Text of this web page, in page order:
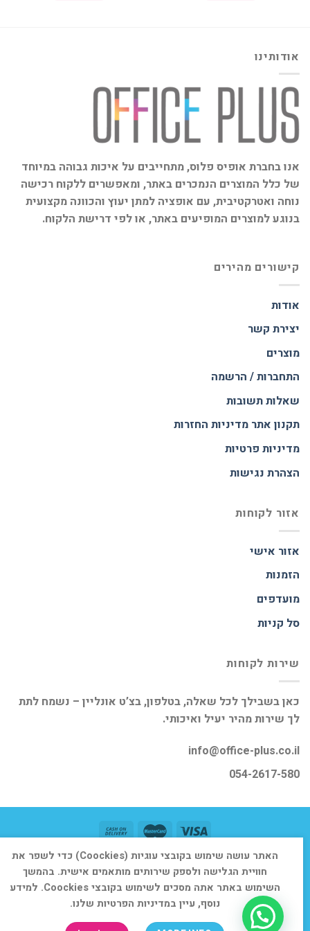
אודותינו
אנו בחברת אופיס פלוס, מתחייבים על איכות גבוהה במיוחד
של כלל המוצרים הנמכרים באתר, ומאפשרים ללקוח רכישה
נוחה ואטרקטיבית, עם אופציה למתן יעוץ והכוונה מקצועית
בנוגע למוצרים המופיעים באתר, או לפי דרישת הלקוח.
קישורים מהירים
אודות
יצירת קשר
מוצרים
התחברות / הרשמה
שאלות תשובות
תקנון אתרמדיניות החזרות
מדיניות פרטיות
הצהרת נגישות
אזור לקוחות
אזור אישי
הזמנות
מועדפים
סל קניות
שירות לקוחות
כאן בשבילך לכל שאלה, בטלפון, בצ’ט אונליין – נשמח לתת
לך שירות מהיר יעיל ואיכותי.
info@office-plus.co.il
054-2617-580
דף הבית אודות חנות יצירת קשר
כל הזכויות שמורות 2026 © אופיס פלוס
האתר עושה שימוש בקובצי עוגיות (Coockies) כדי לשפר את
חוויית הגלישה ולספק שירותים מותאמים אישית. בהמשך
השימוש באתר אתה מסכים לשימוש בקובצי Coockies. למידע
נוסף, עיין במדיניות הפרטיות שלנו.